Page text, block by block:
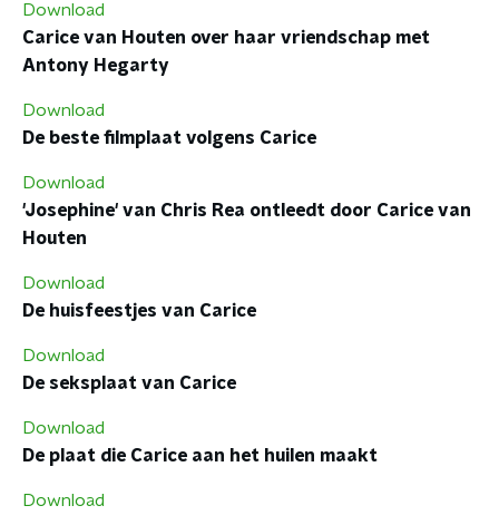
Download
Carice van Houten over haar vriendschap met
Antony Hegarty
Download
De beste filmplaat volgens Carice
Download
'Josephine' van Chris Rea ontleedt door Carice van
Houten
Download
De huisfeestjes van Carice
Download
De seksplaat van Carice
Download
De plaat die Carice aan het huilen maakt
Download